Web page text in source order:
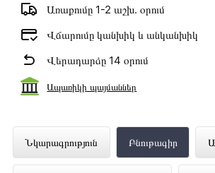
Առաքումը 1-2 աշխ․ օրում
Վճարումը կանխիկ և անկանխիկ
Վերադարձը 14 օրում
Ապառիկի պայմաններ
Նկարագրություն Բնութագիր
Հեռուստացույց HISENSE
ներկայացված է Technomix